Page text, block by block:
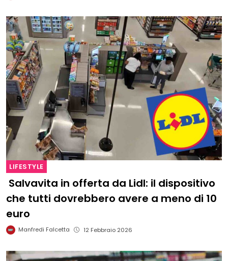
LIFESTYLE
Salvavita in offerta da Lidl: il dispositivo
che tutti dovrebbero avere a meno di 10
euro
Manfredi Falcetta 12 Febbraio 2026